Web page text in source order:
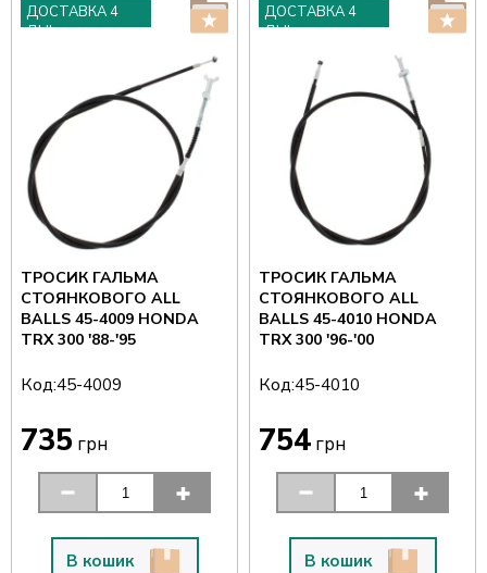
ДОСТАВКА 4
ДНІ
ТРОСИК ГАЛЬМА
СТОЯНКОВОГО ALL
BALLS 45-4009 HONDA
TRX 300 '88-'95
Код:45-4009
735 грн
В кошик
ДОСТАВКА 4
ДНІ
ТРОСИК ГАЛЬМА
СТОЯНКОВОГО ALL
BALLS 45-4010 HONDA
TRX 300 '96-'00
Код:45-4010
754 грн
В кошик